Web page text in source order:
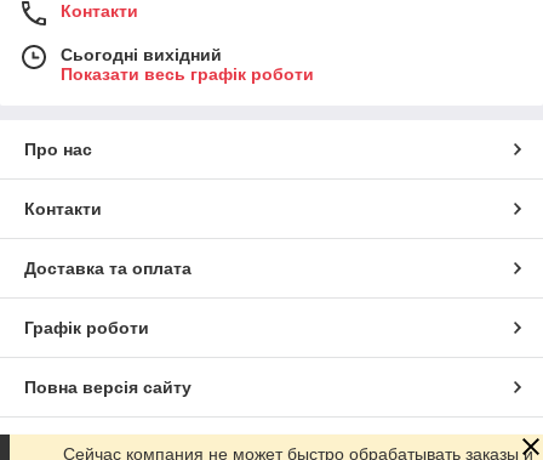
Контакти
Сьогодні вихідний
Показати весь графік роботи
Про нас
Контакти
Доставка та оплата
Графік роботи
Повна версія сайту
Сайт створено на маркетплейсі Prom.ua
Сейчас компания не может быстро обрабатывать заказы и